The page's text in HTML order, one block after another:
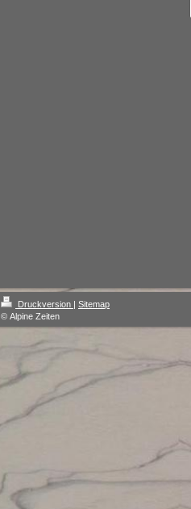
Druckversion | Sitemap
© Alpine Zeiten